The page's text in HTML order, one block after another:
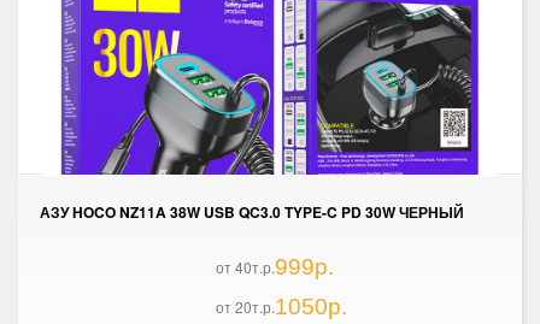
АЗУ HOCO NZ11A 38W USB QC3.0 TYPE-C PD 30W ЧЕРНЫЙ
от 40т.р.999р.
от 20т.р.1050р.